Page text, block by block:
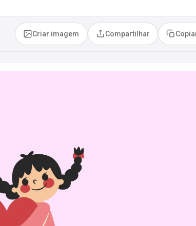
Criar imagem Compartilhar